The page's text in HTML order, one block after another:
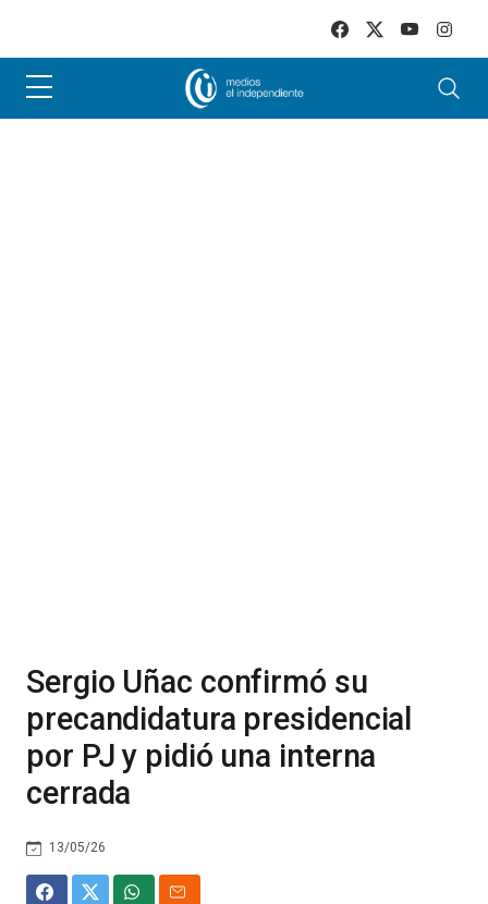
Sergio Uñac confirmó su
precandidatura presidencial
por PJ y pidió una interna
cerrada
13/05/26